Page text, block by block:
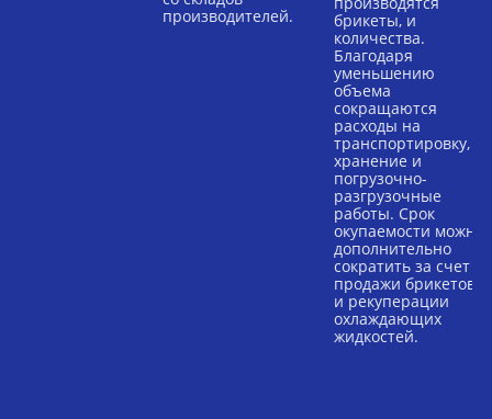
производителей.
брикеты, и
количества.
Благодаря
уменьшению
объема
сокращаются
расходы на
транспортировку,
хранение и
погрузочно-
разгрузочные
работы. Срок
окупаемости можно
дополнительно
сократить за счет
продажи брикетов
и рекуперации
охлаждающих
жидкостей.